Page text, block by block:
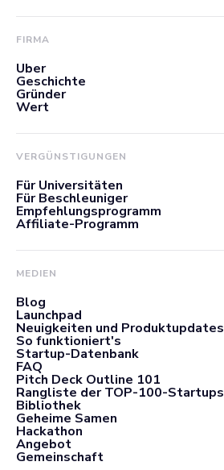
FIRMA
Über
Geschichte
Gründer
Wert
VERGÜNSTIGUNGEN
Für Universitäten
Für Beschleuniger
Empfehlungsprogramm
Affiliate-Programm
MEDIEN
Blog
Launchpad
Neuigkeiten und Produktupdates
So funktioniert's
Startup-Datenbank
FAQ
Pitch Deck Outline 101
Rangliste der TOP-100-Startups
Bibliothek
Geheime Samen
Hackathon
Angebot
Gemeinschaft